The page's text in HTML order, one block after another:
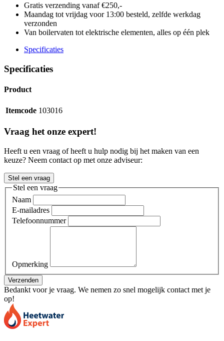
Gratis verzending vanaf €250,-
Maandag tot vrijdag voor 13:00 besteld, zelfde werkdag
verzonden
Van boilervaten tot elektrische elementen, alles op één plek
Specificaties
Specificaties
Product
Itemcode 103016
Vraag het onze expert!
Heeft u een vraag of heeft u hulp nodig bij het maken van een
keuze? Neem contact op met onze adviseur:
Stel een vraag
Stel een vraag
Naam
E-mailadres
Telefoonnummer
Opmerking
Verzenden
Bedankt voor je vraag. We nemen zo snel mogelijk contact met je
op!